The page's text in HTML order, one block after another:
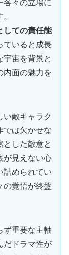
各々の立場に
しての責任能
ていると成長
宇宙を背景と
内面の魅力を
い敵キャラク
では欠かせな
とした敵意と
が見えない心
詰められてい
の覚悟が終盤
ず重要な主軸
だドラマ性が